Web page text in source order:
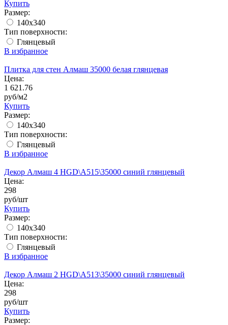
Купить
Размер:
140x340
Тип поверхности:
Глянцевый
В избранное
Плитка для стен Алмаш 35000 белая глянцевая
Цена:
1 621.76
руб/м2
Купить
Размер:
140x340
Тип поверхности:
Глянцевый
В избранное
Декор Алмаш 4 HGD\A515\35000 синий глянцевый
Цена:
298
руб/шт
Купить
Размер:
140x340
Тип поверхности:
Глянцевый
В избранное
Декор Алмаш 2 HGD\A513\35000 синий глянцевый
Цена:
298
руб/шт
Купить
Размер: